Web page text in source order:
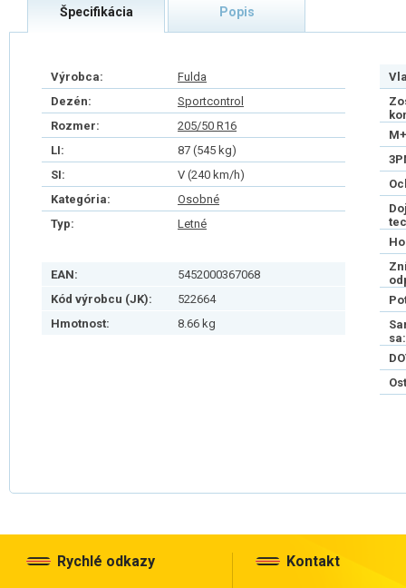
Špecifikácia Popis
Výrobca:
Fulda
Dezén:
Sportcontrol
Rozmer:
205/50 R16
LI:
87 (545 kg)
SI:
V (240 km/h)
Kategória:
Osobné
Typ:
Letné
EAN:
5452000367068
Kód výrobcu (JK):
522664
Hmotnost:
8.66 kg
sa:
Rychlé odkazy Kontakt